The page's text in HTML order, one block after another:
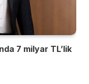
7 milyar TL’lik